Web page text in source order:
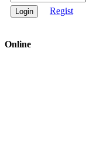
Regist
Online